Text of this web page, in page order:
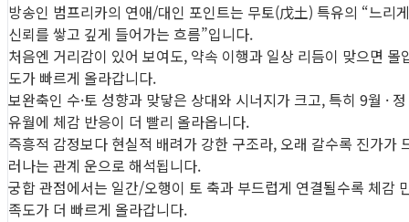
방송인 범프리카의 연애/대인 포인트는 무토(戊土) 특유의 “느리게
신뢰를 쌓고 깊게 들어가는 흐름”입니다.
처음엔 거리감이 있어 보여도, 약속 이행과 일상 리듬이 맞으면 몰
도가 빠르게 올라갑니다.
보완축인 수·토 성향과 맞닿은 상대와 시너지가 크고, 특히 9월 · 정
유월에 체감 반응이 더 빨리 올라옵니다.
즉흥적 감정보다 현실적 배려가 강한 구조라, 오래 갈수록 진가가
러나는 관계 운으로 해석됩니다.
궁합 관점에서는 일간/오행이 토 축과 부드럽게 연결될수록 체감
족도가 더 빠르게 올라갑니다.